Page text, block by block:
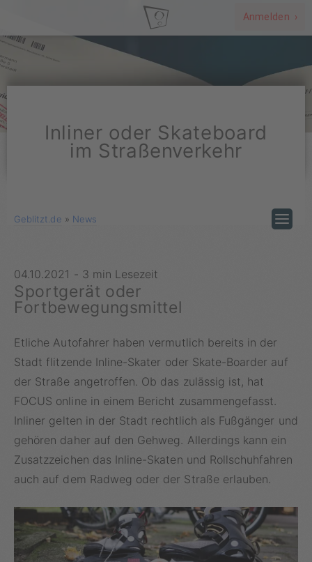
Anmelden ›
Inliner oder Skateboard
im Straßenverkehr
Geblitzt.de » News
04.10.2021 - 3 min Lesezeit
Sportgerät oder
Fortbewegungsmittel
Etliche Autofahrer haben vermutlich bereits in der
Stadt flitzende Inline-Skater oder Skate-Boarder auf
der Straße angetroffen. Ob das zulässig ist, hat
FOCUS online in einem Bericht zusammengefasst.
Inliner gelten in der Stadt rechtlich als Fußgänger und
gehören daher auf den Gehweg. Allerdings kann ein
Zusatzzeichen das Inline-Skaten und Rollschuhfahren
auch auf dem Radweg oder der Straße erlauben.